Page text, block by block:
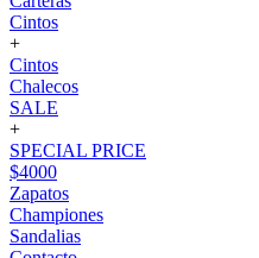
Cintos
+
Cintos
Chalecos
SALE
+
SPECIAL PRICE
$4000
Zapatos
Championes
Sandalias